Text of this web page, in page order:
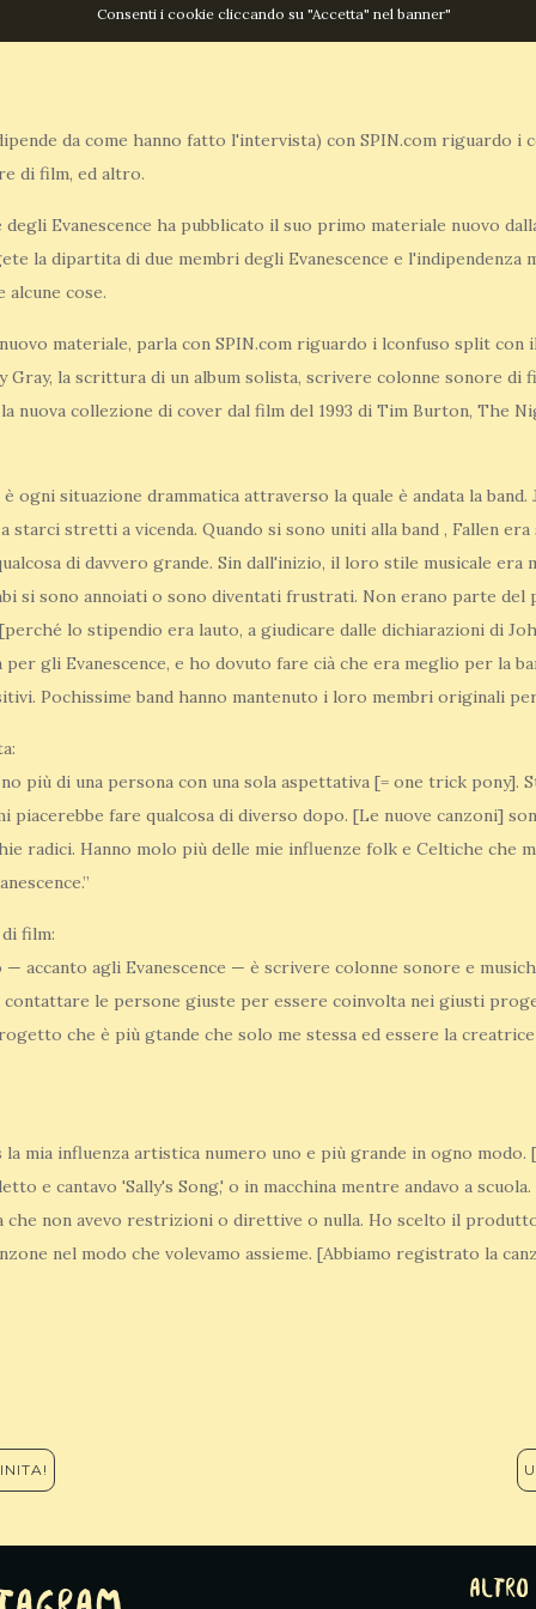
Consenti i cookie cliccando su "Accetta" nel banner"
da come hanno fatto l'intervista) con SPIN.com riguardo i
di film, ed altro.
Evanescence ha pubblicato il suo primo materiale nuovo
la dipartita di due membri degli Evanescence e l'indipendenza
alcune cose.
materiale, parla con SPIN.com riguardo i lconfuso split con
la scrittura di un album solista, scrivere colonne sonore di
nuova collezione di cover dal film del 1993 di Tim Burton, The
ogni situazione drammatica attraverso la quale è andata la
starci stretti a vicenda. Quando si sono uniti alla band , Fallen
di davvero grande. Sin dall'inizio, il loro stile musicale era
si sono annoiati o sono diventati frustrati. Non erano parte del
lo stipendio era lauto, a giudicare dalle dichiarazioni di
gli Evanescence, e ho dovuto fare cià che era meglio per la
Pochissime band hanno mantenuto i loro membri originali
più di una persona con una sola aspettativa [= one trick pony].
piacerebbe fare qualcosa di diverso dopo. [Le nuove canzoni]
radici. Hanno molo più delle mie influenze folk e Celtiche che
film:
accanto agli Evanescence — è scrivere colonne sonore e
le persone giuste per essere coinvolta nei giusti
che è più gtande che solo me stessa ed essere la
mia influenza artistica numero uno e più grande in ogno modo.
e cantavo 'Sally's Song,' o in macchina mentre andavo a
che non avevo restrizioni o direttive o nulla. Ho scelto il
nel modo che volevamo assieme. [Abbiamo registrato la
altro